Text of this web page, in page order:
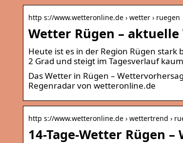
http s://www.wetteronline.de › wetter › ruegen
Wetter Rügen –
Heute ist es in der Region Rügen
2 Grad und steigt im Tagesverlauf
Das Wetter in Rügen –
Regenradar von wetteronline.de
http s://www.wetteronline.de › wettertrend ›
14-Tage-Wetter Rügen